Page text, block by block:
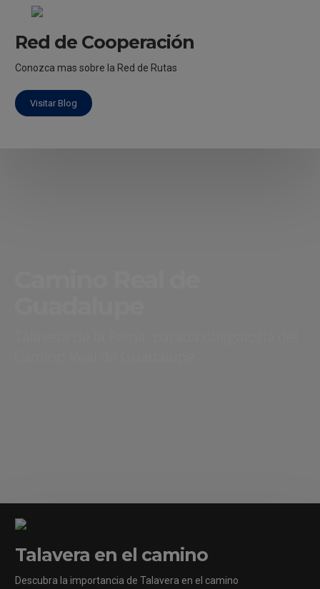
Red de Cooperación
Conozca mas sobre la Red de Rutas
Visitar Blog
[/vc_column]
Talavera en el camino
Descubra la importancia de Talavera en el camino